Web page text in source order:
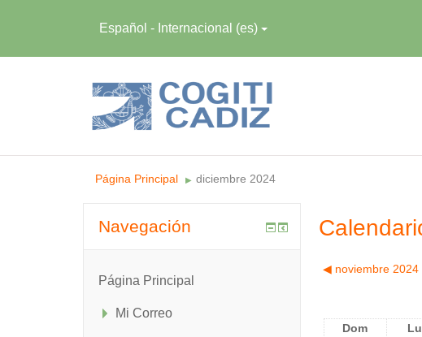
Español - Internacional ‎(es)‎
Página Principal ▶︎ diciembre 2024
◀︎ noviembre 2024
Dom
Navegación
Página Principal
Mi Correo